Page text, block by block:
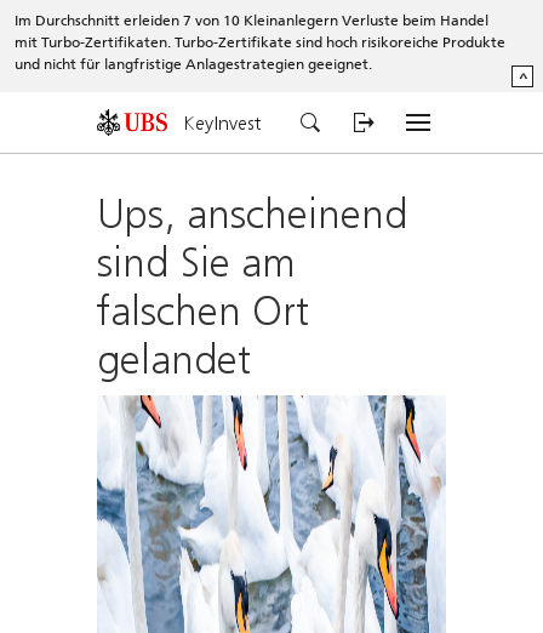
Im Durchschnitt erleiden 7 von 10 Kleinanlegern Verluste beim Handel
mit Turbo-Zertifikaten. Turbo-Zertifikate sind hoch risikoreiche Produkte
und nicht für langfristige Anlagestrategien geeignet.
^
KeyInvest
Ups, anscheinend
sind Sie am
falschen Ort
gelandet